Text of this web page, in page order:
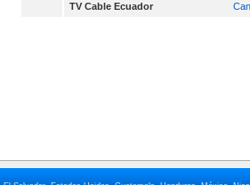
TV Cable Ecuador